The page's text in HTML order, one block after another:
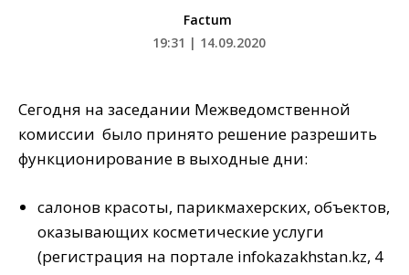
Factum
19:31 | 14.09.2020
Сегодня на заседании Межведомственной
комиссии было принято решение разрешить
функционирование в выходные дни:
салонов красоты, парикмахерских, объектов,
оказывающих косметические услуги
(регистрация на портале infokazakhstan.kz, 4